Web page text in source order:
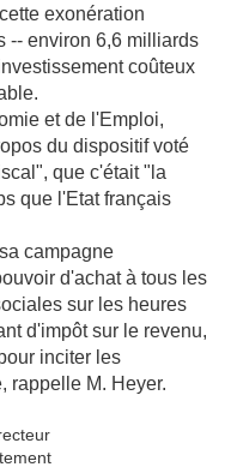
exonération
-- environ 6,6 milliards
coûteux
et de l'Emploi,
du dispositif voté
que c'était "la
que l'Etat français
campagne
d'achat à tous les
sur les heures
d'impôt sur le revenu,
inciter les
rappelle M. Heyer.